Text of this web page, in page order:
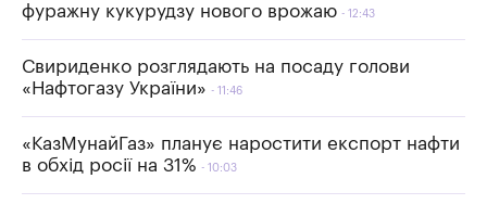
фуражну кукурудзу нового врожаю
12:43
Свириденко розглядають на посаду голови
«Нафтогазу України»
11:46
«КазМунайГаз» планує наростити експорт нафти
в обхід росії на 31%
10:03